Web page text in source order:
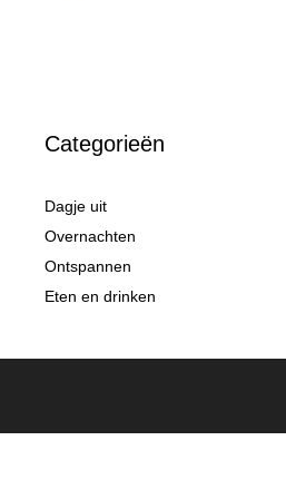
Categorieën
Dagje uit
Overnachten
Ontspannen
Eten en drinken